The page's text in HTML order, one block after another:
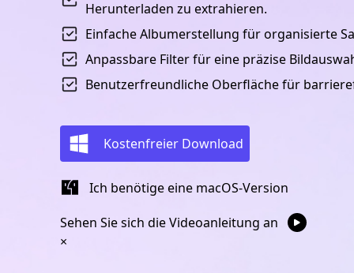
Herunterladen zu extrahieren.
Einfache Albumerstellung für organisierte
Anpassbare Filter für eine präzise
Benutzerfreundliche Oberfläche für
Kostenfreier Download
Ich benötige eine macOS-Version
Sehen Sie sich die Videoanleitung an
×